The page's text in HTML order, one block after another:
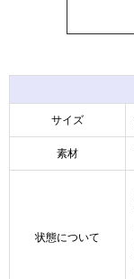
サイズ
素材
状態について